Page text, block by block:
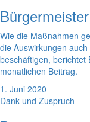
Wie die Maßnahmen
die Auswirkungen
beschäftigen, berichtet
monatlichen Beitrag.
1. Juni 2020
Dank und Zuspruch